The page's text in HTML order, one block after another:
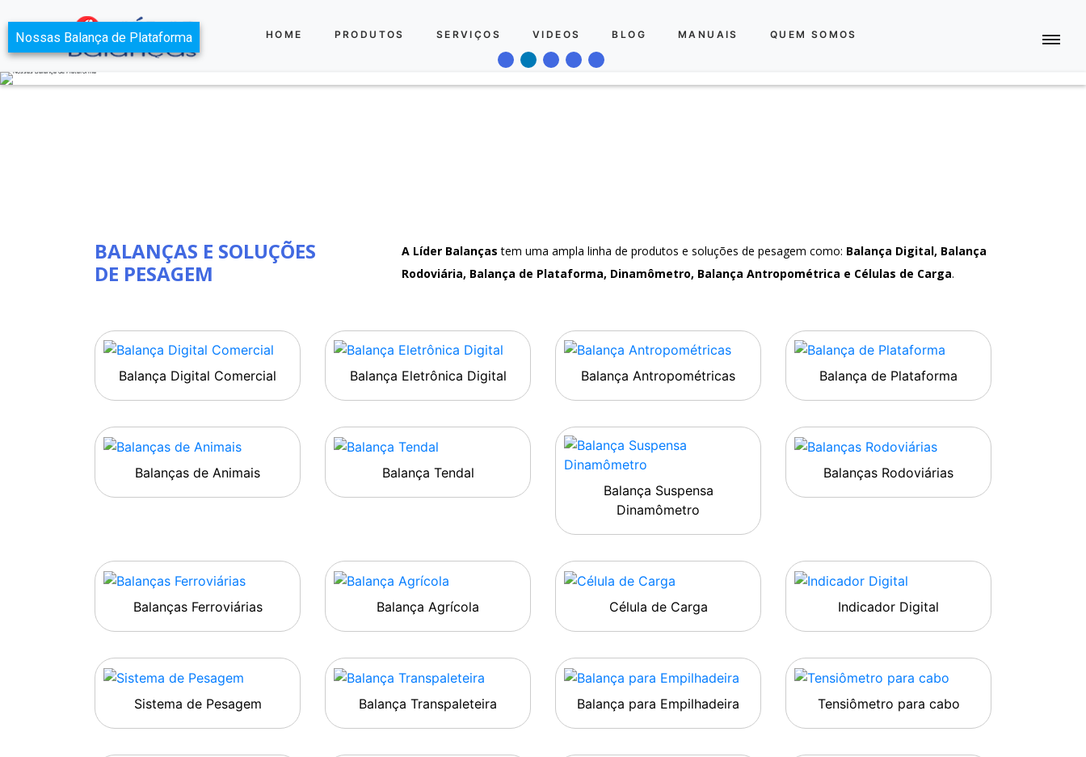
HOME PRODUTOS SERVIÇOS VIDEOS BLOG MANUAIS QUEM SOMOS
Nossas Balança de Plataforma
BALANÇAS E SOLUÇÕES
DE PESAGEM
A Líder Balanças tem uma ampla linha de produtos e soluções de pesagem como: Balança Digital, Balança
Rodoviária, Balança de Plataforma, Dinamômetro, Balança Antropométrica e Células de Carga.
Balança Digital Comercial Balança Eletrônica Digital Balança Antropométricas Balança de Plataforma
Balanças de Animais
Balança Tendal
Balança Suspensa
Dinamômetro
Balanças Rodoviárias
Balanças Ferroviárias Balança Agrícola Célula de Carga Indicador Digital
Sistema de Pesagem Balança Transpaleteira Balança para Empilhadeira Tensiômetro para cabo